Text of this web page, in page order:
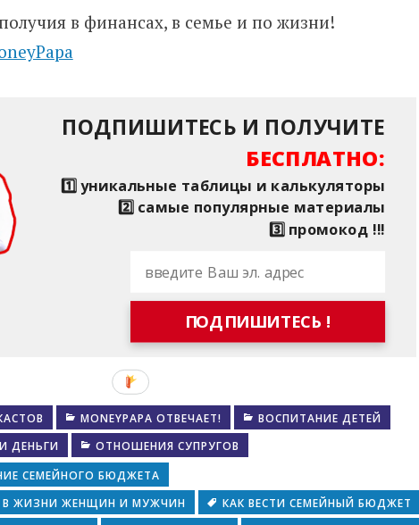
в финансах, в семье и по жизни!
ПОДПИШИТЕСЬ !
ПОДПИШИТЕСЬ И ПОЛУЧИТЕ
БЕСПЛАТНО:
1️⃣ уникальные таблицы и калькуляторы
2️⃣ самые популярные материалы
3️⃣ промокод !!!
MONEYPAPA ОТВЕЧАЕТ!
ВОСПИТАНИЕ ДЕТЕЙ
ДЕНЬГИ
ОТНОШЕНИЯ СУПРУГОВ
СЕМЕЙНОГО БЮДЖЕТА
В ЖИЗНИ ЖЕНЩИН И МУЖЧИН
КАК ВЕСТИ СЕМЕЙНЫЙ БЮДЖЕТ